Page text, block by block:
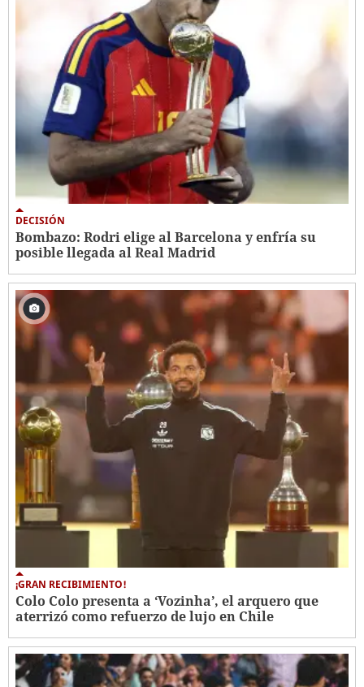
DECISIÓN
Bombazo: Rodri elige al Barcelona y enfría su
posible llegada al Real Madrid
¡GRAN RECIBIMIENTO!
Colo Colo presenta a ‘Vozinha’, el arquero que
aterrizó como refuerzo de lujo en Chile